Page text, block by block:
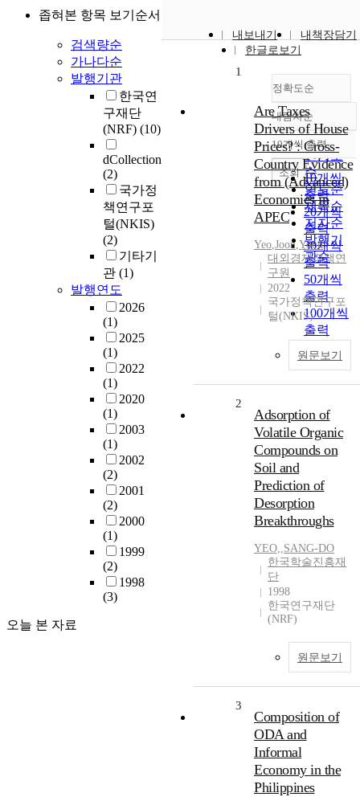
좁혀본 항목 보기순서
검색량순
가나다순
발행기관
한국연
구재단
(NRF) (10)
dCollection
(2)
국가정
책연구포
털(NKIS)
(2)
기타기
관 (1)
발행연도
2026
(1)
2025
(1)
2022
(1)
2020
(1)
2003
(1)
2002
(2)
2001
(2)
2000
(1)
1999
(2)
1998
(3)
오늘 본 자료
내보내기
내책장담기
한글로보기
정확도순
정확도
순
인기도
순
연도순
제목순
저자순
발행기
관순
내림차순
내림차순
10개씩 출력
10개씩
출력
20개씩
출력
30개씩
출력
50개씩
출력
100개씩
출력
조회
1
Are Taxes
Drivers of House
Prices? : Cross-
Country Evidence
from (Advanced)
Economies in
APEC
Yeo,Joon,Yoon
대외경제정책연
구원
2022
국가정책연구포
털(NKIS)
원문보기
2
Adsorption of
Volatile Organic
Compounds on
Soil and
Prediction of
Desorption
Breakthroughs
YEO,,SANG-DO
한국학술진흥재
단
1998
한국연구재단
(NRF)
원문보기
3
Composition of
ODA and
Informal
Economy in the
Philippines